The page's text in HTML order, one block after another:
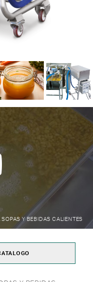
Y BEBIDAS CALIENTES